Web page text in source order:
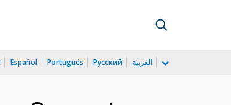
Español Português Русский العربية